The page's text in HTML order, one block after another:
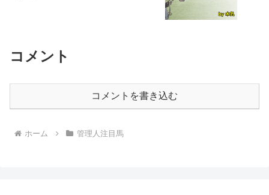
コメント
コメントを書き込む
ホーム 管理人注目馬